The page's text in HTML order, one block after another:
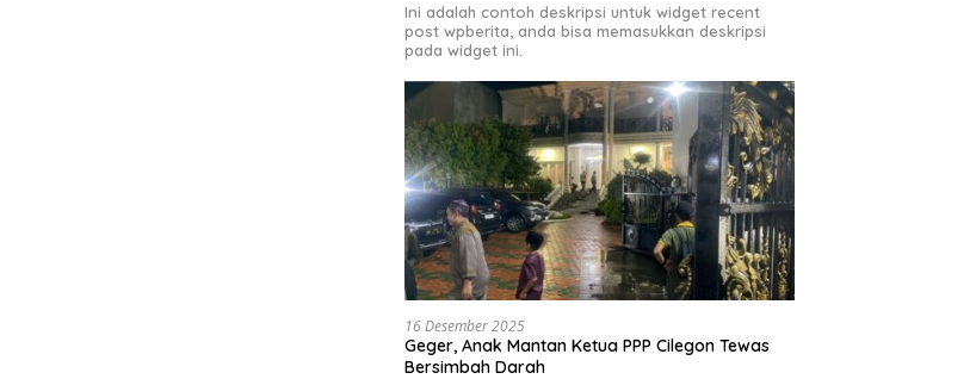
Ini adalah contoh deskripsi untuk widget recent
post wpberita, anda bisa memasukkan deskripsi
pada widget ini.
16 Desember 2025
Geger, Anak Mantan Ketua PPP Cilegon Tewas
Bersimbah Darah